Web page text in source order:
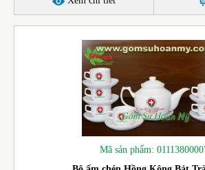
Mã sản phẩm: